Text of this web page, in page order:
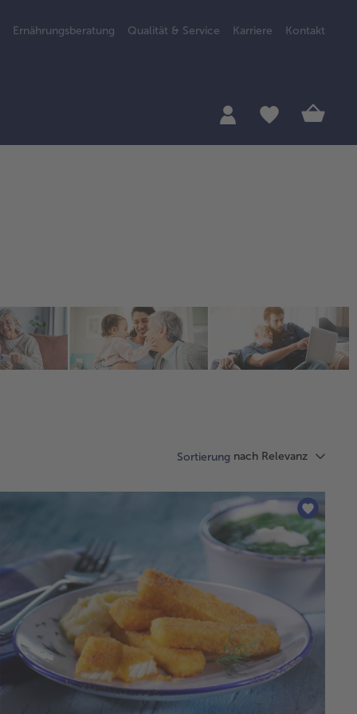
Ernährungsberatung Qualität & Service Karriere Kontakt
Sortierung nach Relevanz